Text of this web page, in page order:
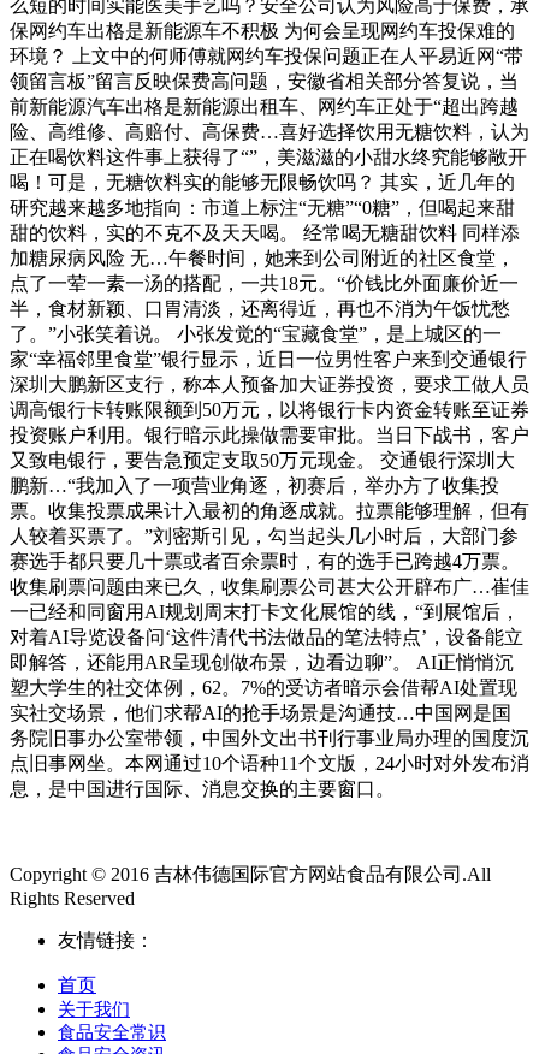
么短的时间实能医美手艺吗？安全公司认为风险高于保费，承
保网约车出格是新能源车不积极 为何会呈现网约车投保难的
环境？ 上文中的何师傅就网约车投保问题正在人平易近网“带
领留言板”留言反映保费高问题，安徽省相关部分答复说，当
前新能源汽车出格是新能源出租车、网约车正处于“超出跨越
险、高维修、高赔付、高保费…喜好选择饮用无糖饮料，认为
正在喝饮料这件事上获得了“”，美滋滋的小甜水终究能够敞开
喝！可是，无糖饮料实的能够无限畅饮吗？ 其实，近几年的
研究越来越多地指向：市道上标注“无糖”“0糖”，但喝起来甜
甜的饮料，实的不克不及天天喝。 经常喝无糖甜饮料 同样添
加糖尿病风险 无…午餐时间，她来到公司附近的社区食堂，
点了一荤一素一汤的搭配，一共18元。“价钱比外面廉价近一
半，食材新颖、口胃清淡，还离得近，再也不消为午饭忧愁
了。”小张笑着说。 小张发觉的“宝藏食堂”，是上城区的一
家“幸福邻里食堂”银行显示，近日一位男性客户来到交通银行
深圳大鹏新区支行，称本人预备加大证券投资，要求工做人员
调高银行卡转账限额到50万元，以将银行卡内资金转账至证券
投资账户利用。银行暗示此操做需要审批。当日下战书，客户
又致电银行，要告急预定支取50万元现金。 交通银行深圳大
鹏新…“我加入了一项营业角逐，初赛后，举办方了收集投
票。收集投票成果计入最初的角逐成就。拉票能够理解，但有
人较着买票了。”刘密斯引见，勾当起头几小时后，大部门参
赛选手都只要几十票或者百余票时，有的选手已跨越4万票。
收集刷票问题由来已久，收集刷票公司甚大公开辟布广…崔佳
一已经和同窗用AI规划周末打卡文化展馆的线，“到展馆后，
对着AI导览设备问‘这件清代书法做品的笔法特点’，设备能立
即解答，还能用AR呈现创做布景，边看边聊”。 AI正悄悄沉
塑大学生的社交体例，62。7%的受访者暗示会借帮AI处置现
实社交场景，他们求帮AI的抢手场景是沟通技…中国网是国
务院旧事办公室带领，中国外文出书刊行事业局办理的国度沉
点旧事网坐。本网通过10个语种11个文版，24小时对外发布消
息，是中国进行国际、消息交换的主要窗口。
Copyright © 2016 吉林伟德国际官方网站食品有限公司.All
Rights Reserved
友情链接：
首页
关于我们
食品安全常识